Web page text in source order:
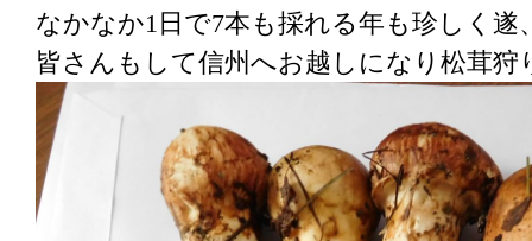
なかなか1日で7本も採れる年も珍しく
皆さんもして信州へお越しになり松茸